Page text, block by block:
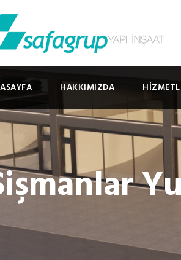
HAKKIMIZDA